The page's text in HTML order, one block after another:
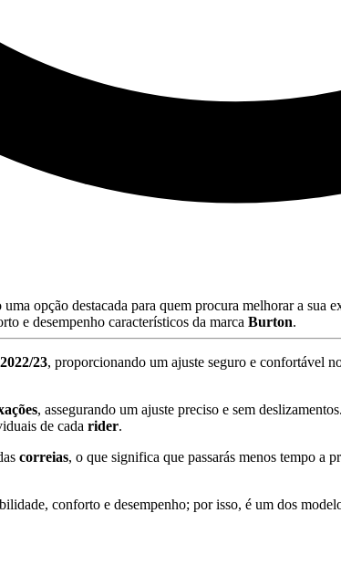
uma opção destacada para quem procura melhorar a sua
e desempenho característicos da marca Burton.
23, proporcionando um ajuste seguro e confortável
, assegurando um ajuste preciso e sem
de cada rider.
correias, o que significa que passarás menos tempo a
conforto e desempenho; por isso, é um dos